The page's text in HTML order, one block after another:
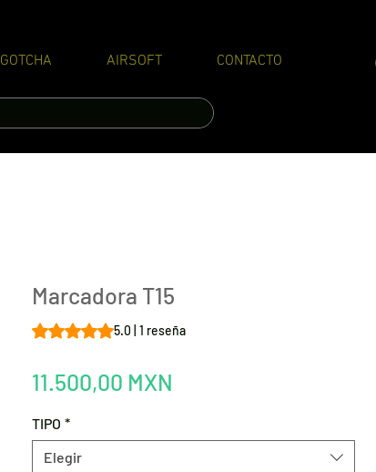
GOTCHA AIRSOFT CONTACTO
Marcadora T15
Según 1 reseña, la calificación es de 5.0 de 5 estrellas
5.0 | 1 reseña
11.500,00 MXN
TIPO *
Elegir